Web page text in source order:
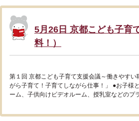
5月26日 京都こども子育
料！）
第１回 京都こども子育て支援会議～働きやす
がら子育て！子育てしながら仕事！」 ●お子様
ーム、子供向けビデオルーム、授乳室などの